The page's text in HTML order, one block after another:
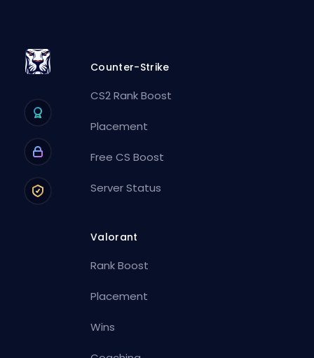
Counter-Strike
CS2 Rank Boost
Placement
Free CS Boost
Server Status
Valorant
Rank Boost
Placement
Wins